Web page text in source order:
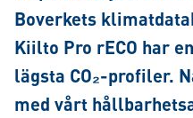
Boverkets
Kiilto Pro rECO har
lägsta CO₂-profiler.
med vårt